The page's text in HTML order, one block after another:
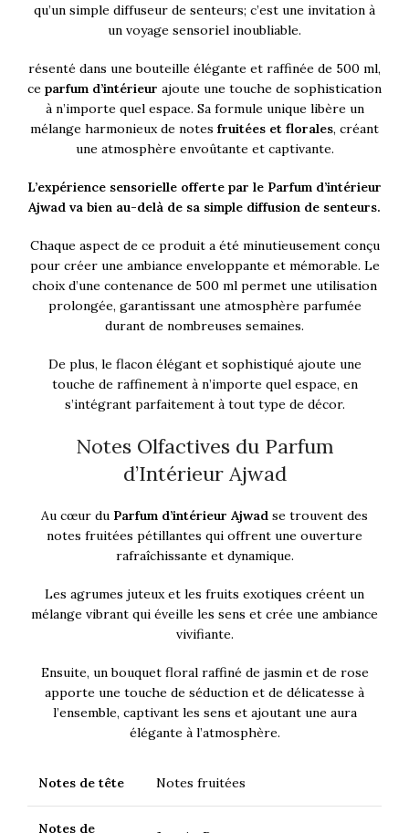
qu’un simple diffuseur de senteurs; c’est une invitation à
un voyage sensoriel inoubliable.
résenté dans une bouteille élégante et raffinée de 500 ml,
ce parfum d’intérieur ajoute une touche de sophistication
à n’importe quel espace. Sa formule unique libère un
mélange harmonieux de notes fruitées et florales, créant
une atmosphère envoûtante et captivante.
L’expérience sensorielle offerte par le Parfum d’intérieur
Ajwad va bien au-delà de sa simple diffusion de senteurs.
Chaque aspect de ce produit a été minutieusement conçu
pour créer une ambiance enveloppante et mémorable. Le
choix d’une contenance de 500 ml permet une utilisation
prolongée, garantissant une atmosphère parfumée
durant de nombreuses semaines.
De plus, le flacon élégant et sophistiqué ajoute une
touche de raffinement à n’importe quel espace, en
s’intégrant parfaitement à tout type de décor.
Notes Olfactives du Parfum
d’Intérieur Ajwad
Au cœur du Parfum d’intérieur Ajwad se trouvent des
notes fruitées pétillantes qui offrent une ouverture
rafraîchissante et dynamique.
Les agrumes juteux et les fruits exotiques créent un
mélange vibrant qui éveille les sens et crée une ambiance
vivifiante.
Ensuite, un bouquet floral raffiné de jasmin et de rose
apporte une touche de séduction et de délicatesse à
l’ensemble, captivant les sens et ajoutant une aura
élégante à l’atmosphère.
Notes de tête Notes fruitées
Notes de